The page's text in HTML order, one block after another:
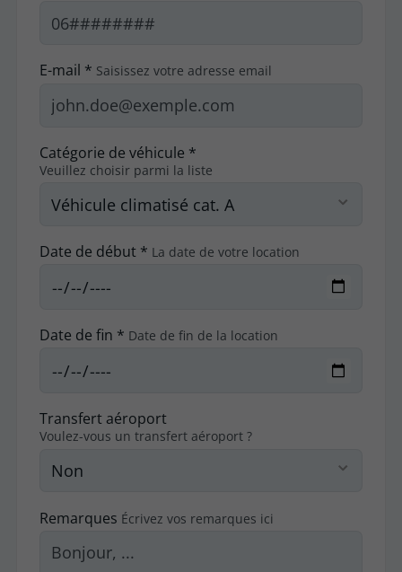
E-mail * Saisissez votre adresse email
Catégorie de véhicule *
Veuillez choisir parmi la liste
Date de début * La date de votre location
Date de fin * Date de fin de la location
Transfert aéroport
Voulez-vous un transfert aéroport ?
Remarques Écrivez vos remarques ici